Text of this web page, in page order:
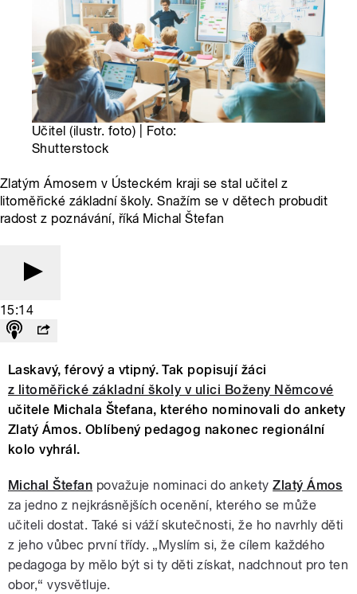
Učitel (ilustr. foto) | Foto:
Shutterstock
Zlatým Ámosem v Ústeckém kraji se stal učitel z
litoměřické základní školy. Snažím se v dětech probudit
radost z poznávání, říká Michal Štefan
15:14
Laskavý, férový a vtipný. Tak popisují žáci
z litoměřické základní školy v ulici Boženy Němcové
učitele Michala Štefana, kterého nominovali do ankety
Zlatý Ámos. Oblíbený pedagog nakonec regionální
kolo vyhrál.
Michal Štefan považuje nominaci do anketyZlatý Ámos
za jedno z nejkrásnějších ocenění, kterého se může
učiteli dostat. Také si váží skutečnosti, že ho navrhly děti
z jeho vůbec první třídy. „Myslím si, že cílem každého
pedagoga by mělo být si ty děti získat, nadchnout pro ten
obor,“ vysvětluje.